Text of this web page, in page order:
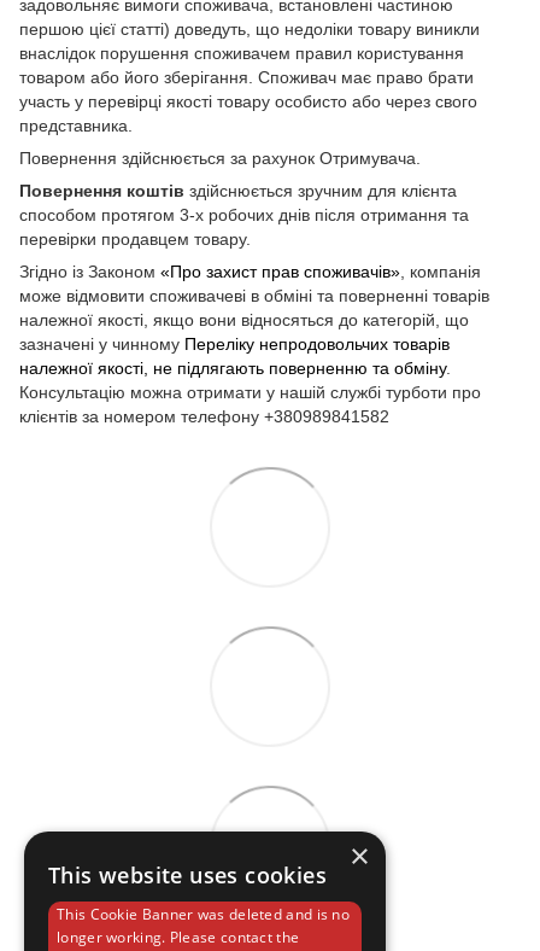
задовольняє вимоги споживача, встановлені частиною
першою цієї статті) доведуть, що недоліки товару виникли
внаслідок порушення споживачем правил користування
товаром або його зберігання. Споживач має право брати
участь у перевірці якості товару особисто або через свого
представника.
Повернення здійснюється за рахунок Отримувача.
Повернення коштів здійснюється зручним для клієнта
способом протягом 3-х робочих днів після отримання та
перевірки продавцем товару.
Згідно із Законом «Про захист прав споживачів» , компанія
може відмовити споживачеві в обміні та поверненні товарів
належної якості, якщо вони відносяться до категорій, що
зазначені у чинному Переліку непродовольчих товарів
належної якості, не підлягають поверненню та обміну.
Консультацію можна отримати у нашій службі турботи про
клієнтів за номером телефону +380989841582
×
This website uses cookies
This Cookie Banner was deleted and is no
longer working. Please contact the